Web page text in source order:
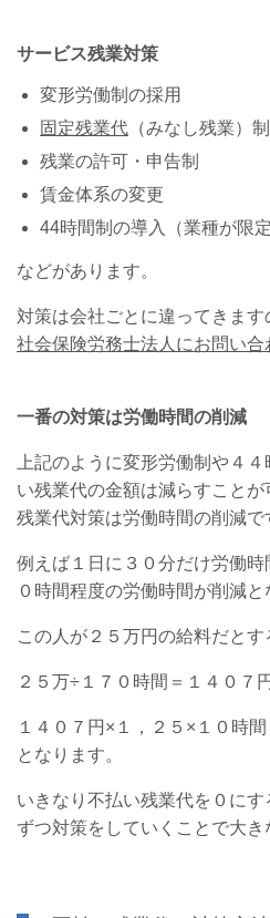
サービス残業対策
変形労働制の採用
固定残業代 （みなし残業）
残業の許可・申告制
賃金体系の変更
44時間制の導入（業種が限
などがあります。
対策は会社ごとに違ってきま
社会保険労務士法人にお問い合
一番の対策は労働時間の削減
上記のように変形労働制や４
い残業代の金額は減らすこと
残業代対策は労働時間の削減で
例えば１日に３０分だけ労働時
０時間程度の労働時間が削減と
この人が２５万円の給料だとす
２５万÷１７０時間＝１４０７円
１４０７円×１，２５×１０時
となります。
いきなり不払い残業代を０に
ずつ対策をしていくことで大き